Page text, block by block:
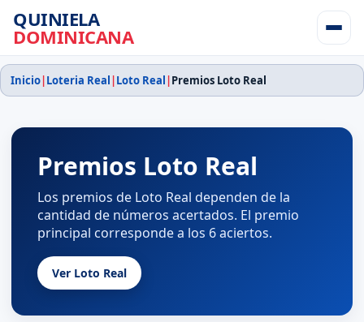
QUINIELA
DOMINICANA
Inicio|Loteria Real |Loto Real |Premios Loto Real
Premios Loto Real
Los premios de Loto Real dependen de la
cantidad de números acertados. El premio
principal corresponde a los 6 aciertos.
Ver Loto Real